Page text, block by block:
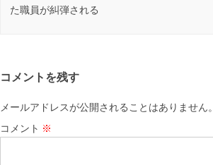
た職員が糾弾される
コメントを残す
メールアドレスが公開されることはありません。
コメント ※